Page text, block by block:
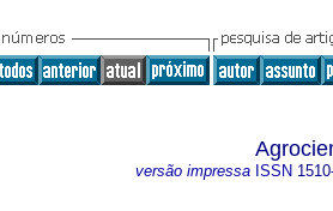
versão impressa ISSN